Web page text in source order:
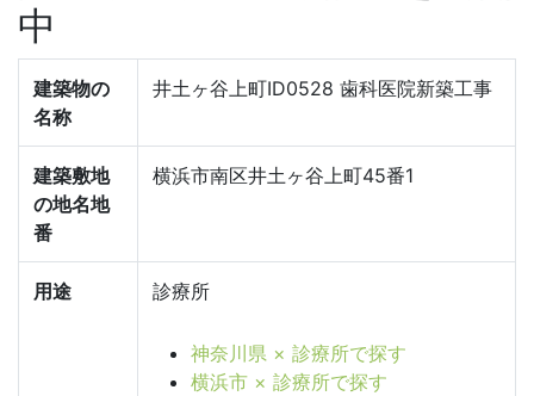
中
建築物の
名称
井土ヶ谷上町ID0528 歯科医院新築工事
建築敷地
の地名地
番
横浜市南区井土ヶ谷上町45番1
用途 診療所
神奈川県 × 診療所で探す
横浜市 × 診療所で探す